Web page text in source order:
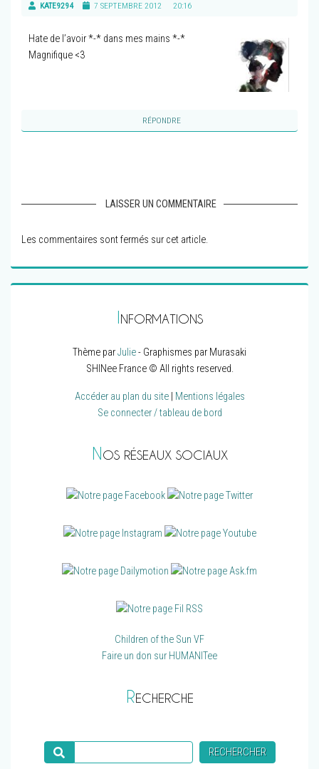
KATE9294 7 SEPTEMBRE 2012 20:16
Hate de l’avoir *-* dans mes mains *-*
Magnifique <3
RÉPONDRE
LAISSER UN COMMENTAIRE
Les commentaires sont fermés sur cet article.
NFORMATIONS
Thème parJulie- Graphismes par Murasaki
SHINee France © All rights reserved.
Accéder au plan du site| Mentions légales
Se connecter / tableau de bord
N OS RÉSEAUX SOCIAUX
Children of the Sun VF
Faire un don sur HUMANITee
RECHERCHE
RECHERCHER